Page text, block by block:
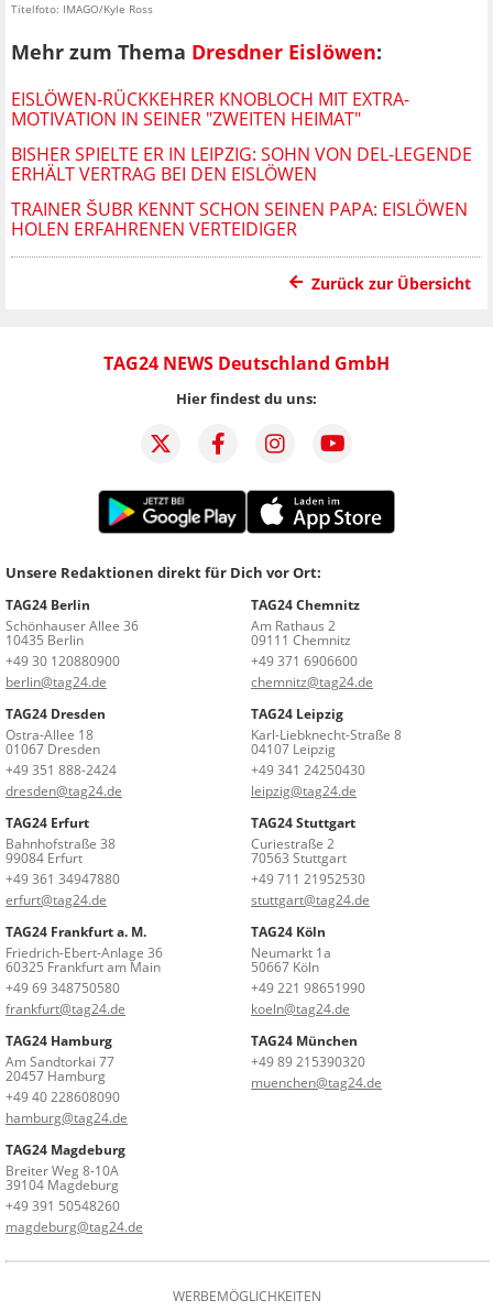
Titelfoto: IMAGO/Kyle Ross
Mehr zum Thema Dresdner Eislöwen:
EISLÖWEN-RÜCKKEHRER KNOBLOCH MIT EXTRA-
MOTIVATION IN SEINER "ZWEITEN HEIMAT"
BISHER SPIELTE ER IN LEIPZIG: SOHN VON DEL-LEGENDE
ERHÄLT VERTRAG BEI DEN EISLÖWEN
TRAINER ŠUBR KENNT SCHON SEINEN PAPA: EISLÖWEN
HOLEN ERFAHRENEN VERTEIDIGER
Zurück zur Übersicht
TAG24 NEWS Deutschland GmbH
Hier findest du uns:
Unsere Redaktionen direkt für Dich vor Ort:
TAG24 Berlin
Schönhauser Allee 36
10435 Berlin
+49 30 120880900
berlin@tag24.de
TAG24 Chemnitz
Am Rathaus 2
09111 Chemnitz
+49 371 6906600
chemnitz@tag24.de
TAG24 Dresden
Ostra-Allee 18
01067 Dresden
+49 351 888-2424
dresden@tag24.de
TAG24 Leipzig
Karl-Liebknecht-Straße 8
04107 Leipzig
+49 341 24250430
leipzig@tag24.de
TAG24 Erfurt
Bahnhofstraße 38
99084 Erfurt
+49 361 34947880
erfurt@tag24.de
TAG24 Stuttgart
Curiestraße 2
70563 Stuttgart
+49 711 21952530
stuttgart@tag24.de
TAG24 Frankfurt a. M.
Friedrich-Ebert-Anlage 36
60325 Frankfurt am Main
+49 69 348750580
frankfurt@tag24.de
TAG24 Köln
Neumarkt 1a
50667 Köln
+49 221 98651990
koeln@tag24.de
TAG24 Hamburg
Am Sandtorkai 77
20457 Hamburg
+49 40 228608090
hamburg@tag24.de
TAG24 München
+49 89 215390320
muenchen@tag24.de
TAG24 Magdeburg
Breiter Weg 8-10A
39104 Magdeburg
+49 391 50548260
magdeburg@tag24.de
WERBEMÖGLICHKEITEN